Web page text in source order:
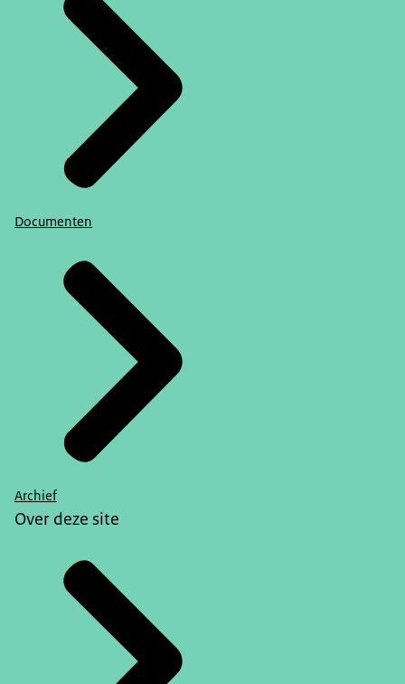
Documenten
Archief
Over deze site